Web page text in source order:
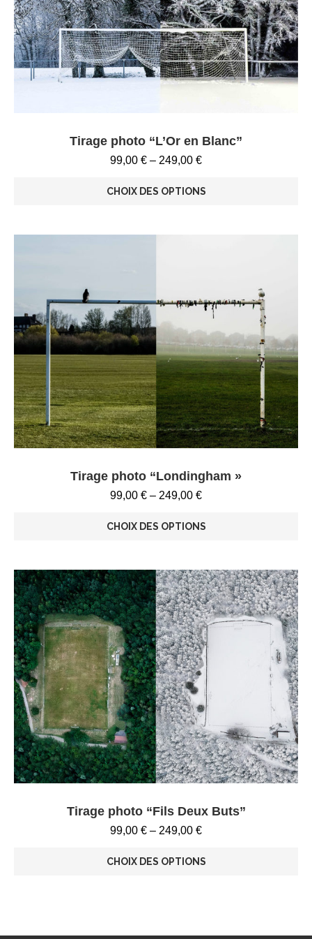
Tirage photo “L’Or en Blanc”
99,00 € – 249,00 €
CHOIX DES OPTIONS
Tirage photo “Londingham »
99,00 € – 249,00 €
CHOIX DES OPTIONS
Tirage photo “Fils Deux Buts”
99,00 € – 249,00 €
CHOIX DES OPTIONS